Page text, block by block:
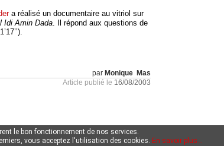
a réalisé un documentaire au vitriol sur
Idi Amin Dada. Il répond aux questions de
par Monique Mas
Article publié le 16/08/2003
le bon fonctionnement de nos services.
vous acceptez l'utilisation des cookies. En savoir plus...